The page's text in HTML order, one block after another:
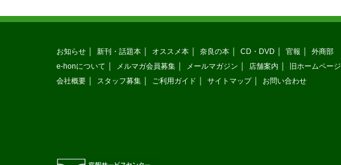
お知らせ 新刊・話題本 オススメ本 奈良の本 CD・DVD 官報
外商部
e-honについて
メルマガ会員募集 メールマガジン 店舗案内
旧ホームページ
会社概要
スタッフ募集 ご利用ガイド サイトマップ お問い合わせ